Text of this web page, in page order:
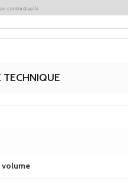
TECHNIQUE
volume